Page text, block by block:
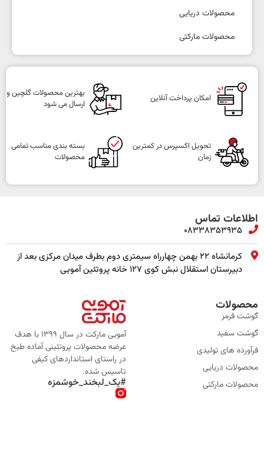
محصولات دریایی
محصولات مارکتی
امکان پرداخت آنلاین
بهترین محصولات گلچین و
ارسال می شود
تحویل اکسپرس در کمترین
زمان
بسته بندی مناسب تمامی
محصولات
اطلاعات تماس
08338353935
کرمانشاه ۲۲ بهمن چهارراه سیمتری دوم بطرف میدان مرکزی بعد از
دبیرستان استقلال نبش کوی ۱۲۷ خانه پروتئین آمویی
محصولات
گوشت قرمز
گوشت سفید
فرآورده های تولیدی
محصولات دریایی
محصولات مارکتی
آمویی مارکت در سال 1399 با هدف
عرضه محصولات پروتئینی آماده طبخ
در راستای استانداردهای کیفی
تاسیس شده.
#یک_لبخند_خوشمزه